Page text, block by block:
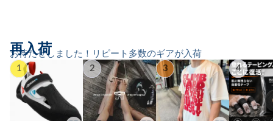
お待たせしました！リピート多数のギアが入荷
再入荷
1 2 3 4